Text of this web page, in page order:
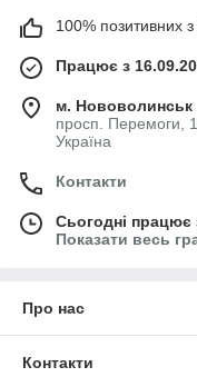
100% позитивних з
Працює з
м. Нововолинськ
просп. Перемоги,
Україна
Контакти
Сьогодні працює
Показати весь
Про нас
Контакти